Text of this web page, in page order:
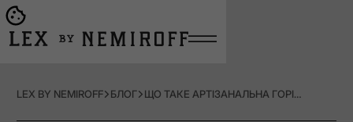
Go to main page
LEX BY NEMIROFF БЛОГ ЩО ТАКЕ АРТІЗАНАЛЬНА ГОРІЛКА?